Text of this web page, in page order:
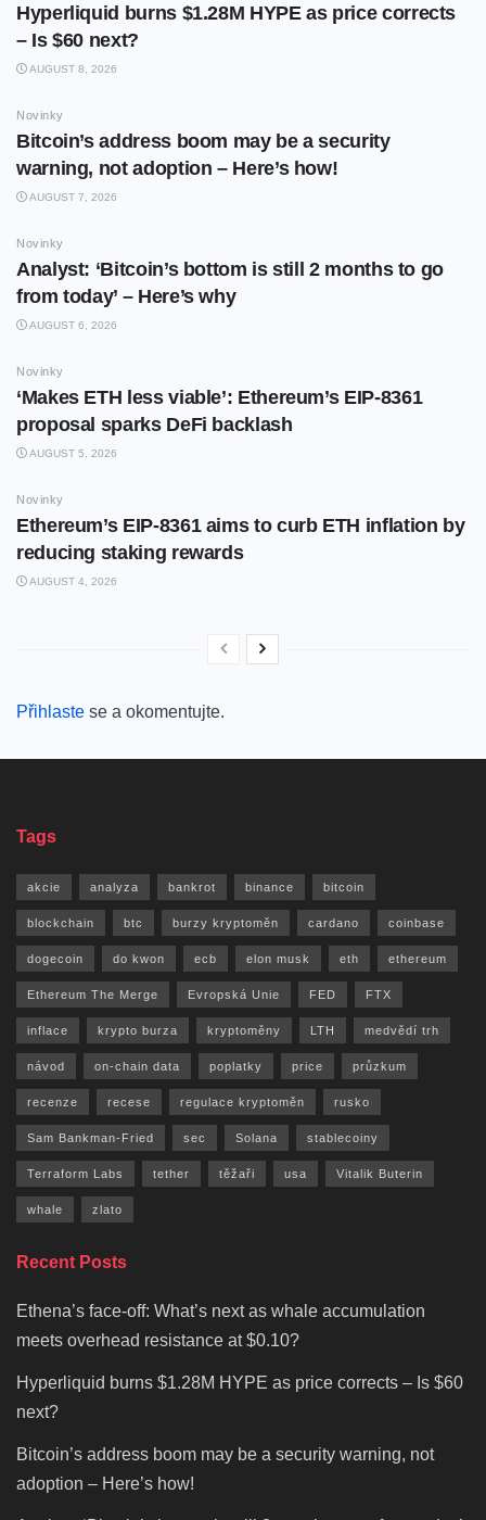
Hyperliquid burns $1.28M HYPE as price corrects
– Is $60 next?
AUGUST 8, 2026
Novinky
Bitcoin’s address boom may be a security
warning, not adoption – Here’s how!
AUGUST 7, 2026
Novinky
Analyst: ‘Bitcoin’s bottom is still 2 months to go
from today’ – Here’s why
AUGUST 6, 2026
Novinky
‘Makes ETH less viable’: Ethereum’s EIP-8361
proposal sparks DeFi backlash
AUGUST 5, 2026
Novinky
Ethereum’s EIP-8361 aims to curb ETH inflation by
reducing staking rewards
AUGUST 4, 2026
Přihlaste se a okomentujte.
Tags
akcie analyza bankrot binance bitcoin
blockchain btc burzy kryptoměn cardano coinbase
dogecoin do kwon ecb elon musk eth ethereum
Ethereum The Merge Evropská Unie FED FTX
inflace krypto burza kryptoměny LTH medvědí trh
návod on-chain data poplatky price průzkum
recenze recese regulace kryptoměn rusko
Sam Bankman-Fried sec Solana stablecoiny
Terraform Labs tether těžaři usa Vitalik Buterin
whale zlato
Recent Posts
Ethena’s face-off: What’s next as whale accumulation
meets overhead resistance at $0.10?
Hyperliquid burns $1.28M HYPE as price corrects – Is $60
next?
Bitcoin’s address boom may be a security warning, not
adoption – Here’s how!